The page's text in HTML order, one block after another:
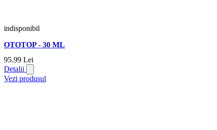
indisponibil
OTOTOP - 30 ML
95.99 Lei
Detalii
Vezi produsul